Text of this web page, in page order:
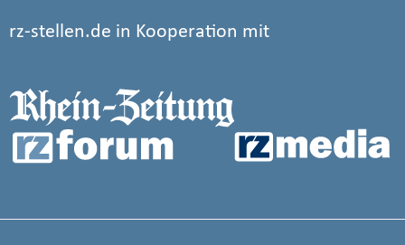
rz-stellen.de in Kooperation mit